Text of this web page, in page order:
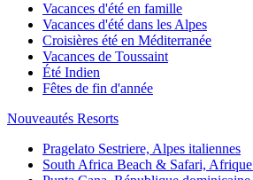
Vacances d'été en famille
Vacances d'été dans les Alpes
Croisières été en Méditerranée
Vacances de Toussaint
Été Indien
Fêtes de fin d'année
Nouveautés Resorts
Pragelato Sestriere, Alpes italiennes
South Africa Beach & Safari,